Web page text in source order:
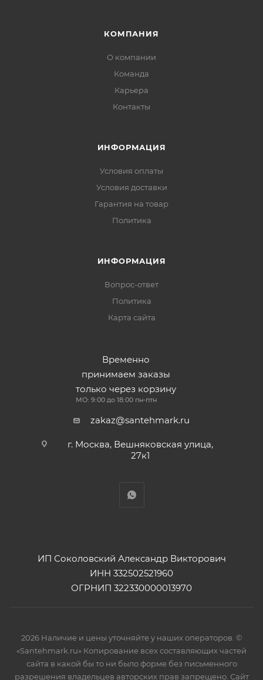
КОМПАНИЯ
О компании
Команда
Карьера
Контакты
ИНФОРМАЦИЯ
Условия оплаты
Условия доставки
Гарантия на товар
Политика
ИНФОРМАЦИЯ
Вопрос-ответ
Политика
Карта сайта
Временно
принимаем заказы
только через корзину
МО: 9:00 до 18:00 пн-птн
zakaz@santehmark.ru
г. Москва, Вешняковская улица,
27к1
ИП Соколовский Александр Викторович
ИНН 332502521960
ОГРНИП 322330000013970
2026 Наличие и цены уточняйте у наших операторов. ©
«Santehmark.ru» Копирование всех составляющих частей
сайта в какой бы то ни было форме без письменного
разрешения владельцев авторских прав запрещено. Сайт